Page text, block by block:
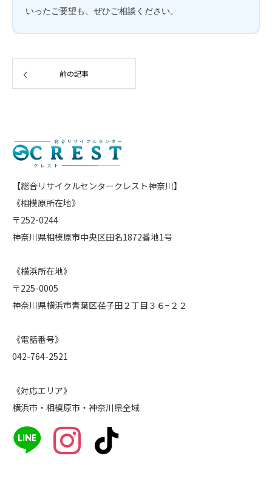
いったご要望も、ぜひご相談ください。
前の記事
【総合リサイクルセンタークレスト神奈川】
《相模原所在地》
〒252-0244
神奈川県相模原市中央区田名1872番地1号
《横浜所在地》
〒225-0005
神奈川県横浜市青葉区荏子田２丁目３６−２２
《電話番号》
042-764-2521
《対応エリア》
横浜市・相模原市・神奈川県全域